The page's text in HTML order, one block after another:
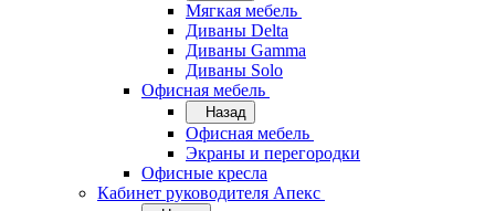
Мягкая мебель
Диваны Delta
Диваны Gamma
Диваны Solo
Офисная мебель
Назад
Офисная мебель
Экраны и перегородки
Офисные кресла
Кабинет руководителя Апекс